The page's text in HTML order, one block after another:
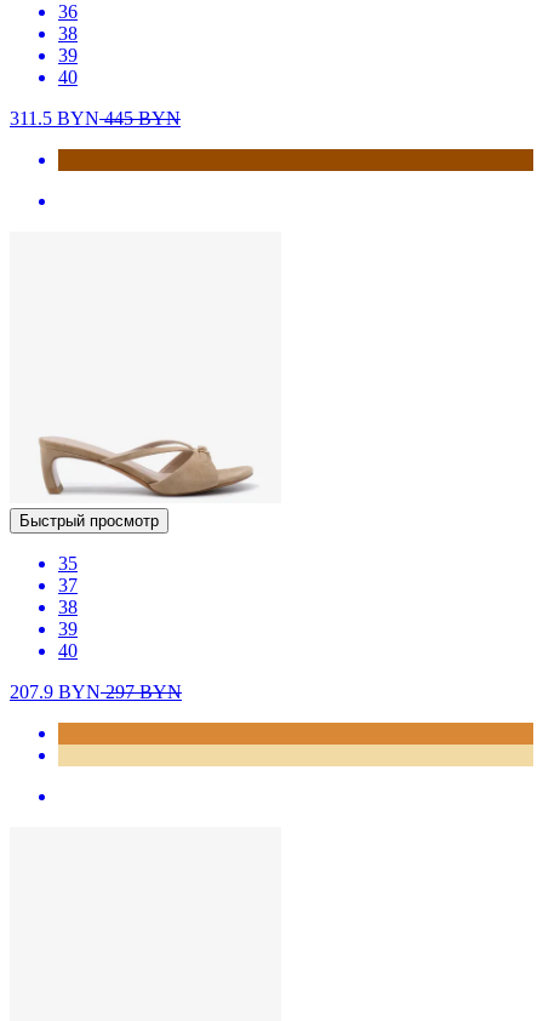
36
38
39
40
311.5 BYN445BYN
Быстрый просмотр
35
37
38
39
40
207.9 BYN297BYN